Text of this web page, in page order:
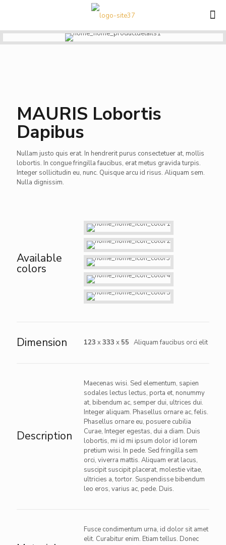
MAURIS Lobortis
Dapibus
Nullam justo quis erat. In hendrerit purus consectetuer at, mollis
lobortis. In congue fringilla faucibus, erat metus gravida turpis.
Integer sollicitudin eu, nunc. Quisque arcu id risus. Aliquam sem.
Nulla dignissim.
Available
colors
Dimension 123 x333 x 55 Aliquam faucibus orci elit
Description
Maecenas wisi. Sed elementum, sapien
sodales lectus lectus, porta et, nonummy
at, bibendum ac, semper dui, ultrices dui.
Integer aliquam. Phasellus ornare ac, felis.
Phasellus ornare eu, posuere cubilia
Curae, Integer egestas, dui a diam. Duis
lobortis, mi id mi ipsum dolor id lorem
pretium wisi. In pede. Sed fringilla sem
orci, viverra mattis. Aliquam erat lacus,
suscipit suscipit placerat, molestie vitae,
ultricies a, tortor. Suspendisse bibendum
leo eros, varius ac, pede. Duis.
Fusce condimentum urna, id dolor sit amet
elit. Curabitur enim. Etiam tellus. Donec